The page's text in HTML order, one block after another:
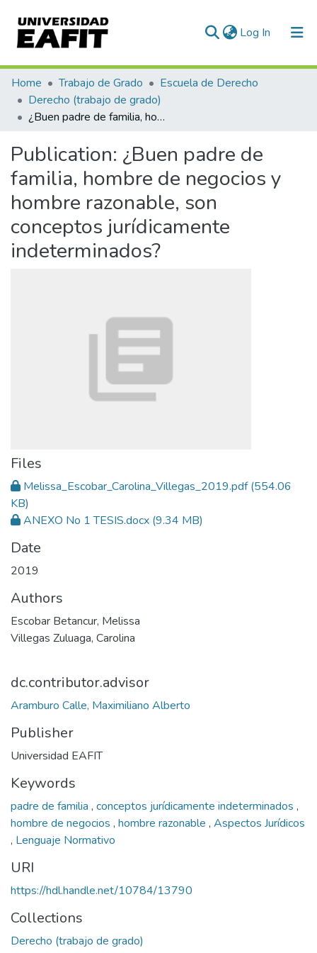
Log In (current)
Communities & Collections
All of DSpace
Home Trabajo de Grado
Escuela de Derecho
Derecho (trabajo de grado)
¿Buen padre de familia, hombre de negocios y hombre razonable, son conceptos jurídicamente indeterminados?
Publication: ¿Buen padre de
familia, hombre de negocios y
hombre razonable, son
conceptos jurídicamente
indeterminados?
Files
Melissa_Escobar_Carolina_Villegas_2019.pdf(554.06
KB)
ANEXO No 1 TESIS.docx (9.34 MB)
Date
2019
Authors
Escobar Betancur, Melissa
Villegas Zuluaga, Carolina
dc.contributor.advisor
Aramburo Calle, Maximiliano Alberto
Publisher
Universidad EAFIT
Keywords
padre de familia , conceptos jurídicamente indeterminados ,
hombre de negocios , hombre razonable , Aspectos Jurídicos
, Lenguaje Normativo
URI
https://hdl.handle.net/10784/13790
Collections
Derecho (trabajo de grado)